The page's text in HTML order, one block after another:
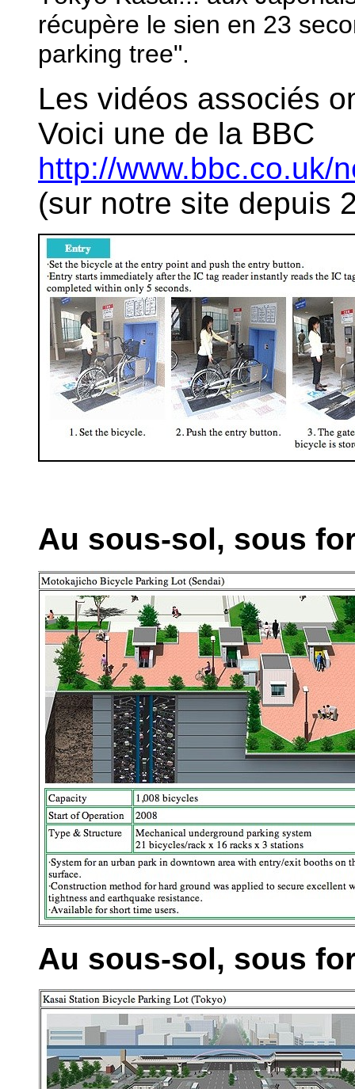
récupère le sien en 23
parking tree".
Les vidéos associés
Voici une de la BBC
http://www.bbc.co.uk/
(sur notre site depuis
Au sous-sol, sous
Au sous-sol, sous